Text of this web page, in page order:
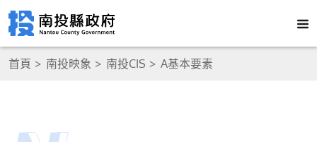
首頁 南投映象 南投CIS A基本要素